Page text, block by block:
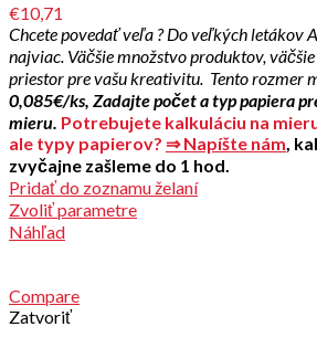
€10,71
Chcete povedať veľa ? Do veľkých letákov
najviac. Väčšie množstvo produktov,
priestor pre vašu kreativitu. Tento rozmer
0,085€/ks, Zadajte počet a typ papiera
mieru. Potrebujete kalkuláciu na
ale typy papierov? ⇒ Napíšte nám ,
zvyčajne zašleme do 1 hod.
Pridať do zoznamu želaní
Zvoliť parametre
Náhľad
Compare
Zatvoriť